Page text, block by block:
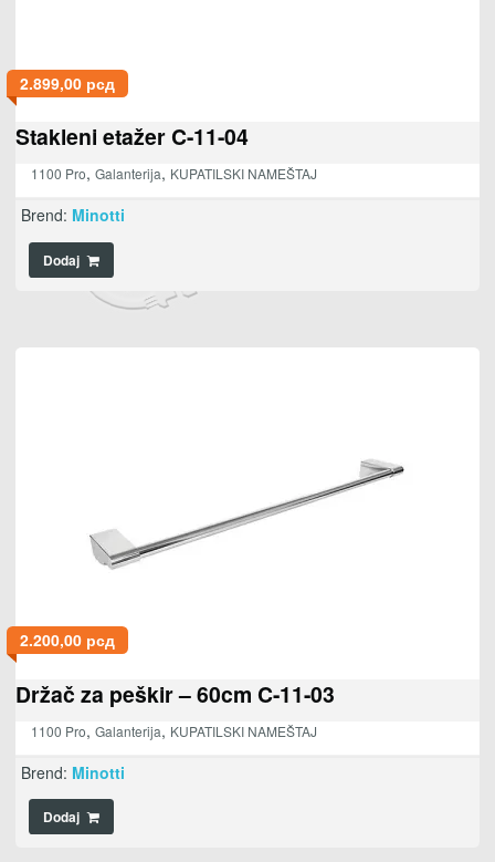
2.899,00 рсд
Stakleni etažer C-11-04
1100 Pro, Galanterija, KUPATILSKI NAMEŠTAJ
Brend: Minotti
Dodaj
2.200,00 рсд
Držač za peškir – 60cm C-11-03
1100 Pro, Galanterija, KUPATILSKI NAMEŠTAJ
Brend: Minotti
Dodaj